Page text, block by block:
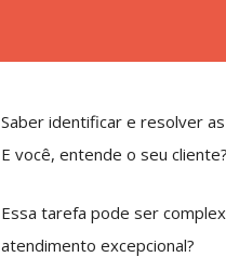
Saber identificar e resolver
E você, entende o seu cliente?
Essa tarefa pode ser
atendimento excepcional?